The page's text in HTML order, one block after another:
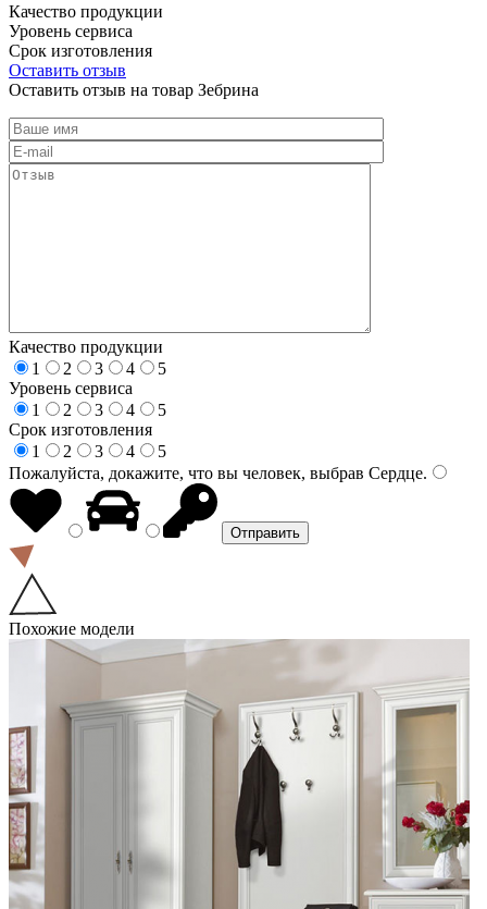
Качество продукции
Уровень сервиса
Срок изготовления
Оставить отзыв
Оставить отзыв на товар Зебрина
Качество продукции
1
2 3 4
5
Уровень сервиса
1
2 3 4
5
Срок изготовления
1
2 3 4
5
Пожалуйста, докажите, что вы человек, выбрав Сердце.
Похожие модели